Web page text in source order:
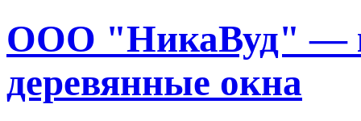
ООО "НикаВуд" —
деревянные окна